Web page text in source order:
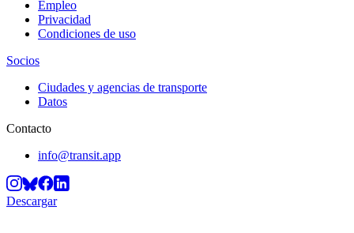
Empleo
Privacidad
Condiciones de uso
Socios
Ciudades y agencias de transporte
Datos
Contacto
info@transit.app
Descargar